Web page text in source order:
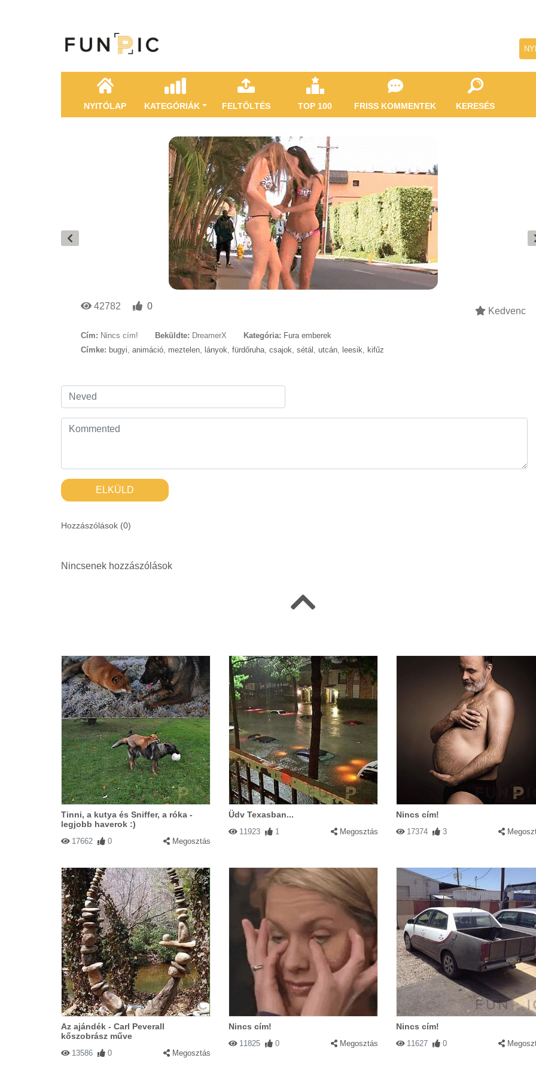
NYITÓLAP KATEGÓRIÁK FELTÖLTÉS TOP 100 FRISS KOMMENTEK KERESÉS
42782 0 Kedvenc
Cím: Nincs cím! Beküldte: DreamerX Kategória: Fura emberek
Címke: bugyi, animáció, meztelen, lányok, fürdőruha, csajok, sétál , utcán, leesik, kifűz
ELKÜLD
Hozzászólások (0)
Nincsenek hozzászólások
Tinni, a kutya és Sniffer, a róka -
legjobb haverok :)
17662 0 Megosztás
Üdv Texasban...
11923 1 Megosztás
Nincs cím!
17374 3
Az ajándék - Carl Peverall
kőszobrász műve
13586 0 Megosztás
Nincs cím!
11825 0 Megosztás
Nincs cím!
11627 0